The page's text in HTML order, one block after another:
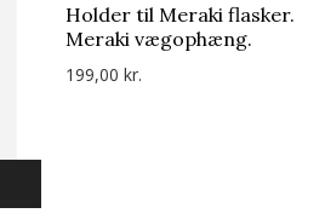
Holder til Meraki flasker.
Meraki vægophæng.
199,00 kr.